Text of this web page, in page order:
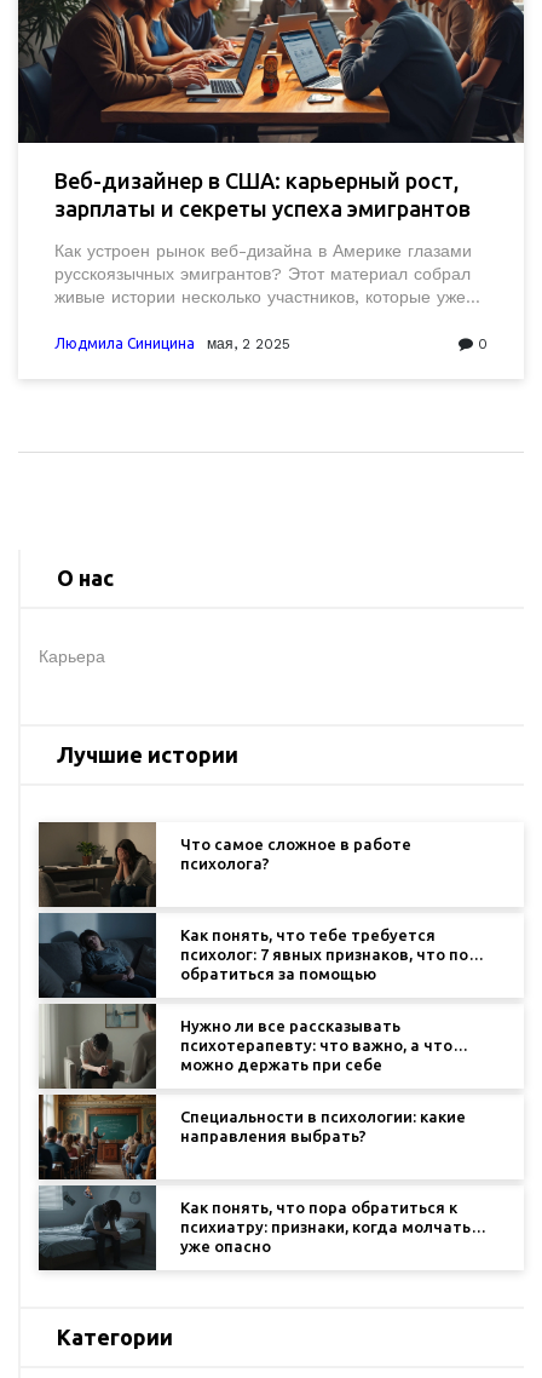
Веб-дизайнер в США: карьерный рост,
зарплаты и секреты успеха эмигрантов
Как устроен рынок веб-дизайна в Америке глазами
русскоязычных эмигрантов? Этот материал собрал
живые истории несколько участников, которые уже
зарплат, реальные требования работодателей и
задумывается о переезде и профессиональном
Людмила Синицина мая, 2 2025 0
О нас
Карьера
Лучшие истории
Что самое сложное в работе
психолога?
Как понять, что тебе требуется
психолог: 7 явных признаков, что пора
обратиться за помощью
Нужно ли все рассказывать
психотерапевту: что важно, а что
можно держать при себе
Специальности в психологии: какие
направления выбрать?
Как понять, что пора обратиться к
психиатру: признаки, когда молчать
уже опасно
Категории